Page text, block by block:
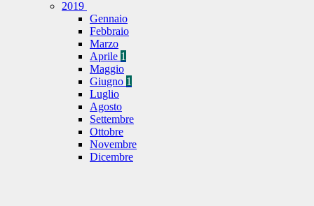
2019
Gennaio
Febbraio
Marzo
Aprile 1
Maggio
Giugno 1
Luglio
Agosto
Settembre
Ottobre
Novembre
Dicembre